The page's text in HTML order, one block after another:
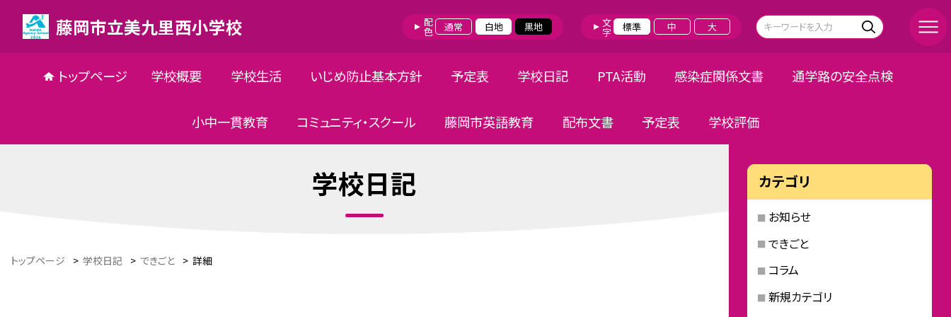
藤岡市立美九里西小学校 配色 通常 白地 黒地 文字 標準 中 大
トップページ 学校概要 学校生活 いじめ防止基本方針 予定表 学校日記 PTA活動 感染症関係文書 通学路の安全点検
小中一貫教育 コミュニティ・スクール 藤岡市英語教育 配布文書 予定表 学校評価
学校日記
トップページ > 学校日記 > できごと > 詳細
カテゴリ
お知らせ
できごと
コラム
新規カテゴリ